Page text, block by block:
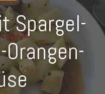
Spargel-